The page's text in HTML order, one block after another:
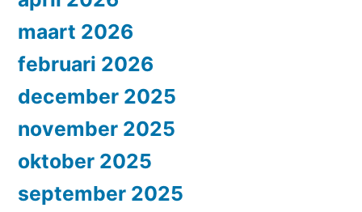
maart 2026
februari 2026
december 2025
november 2025
oktober 2025
september 2025